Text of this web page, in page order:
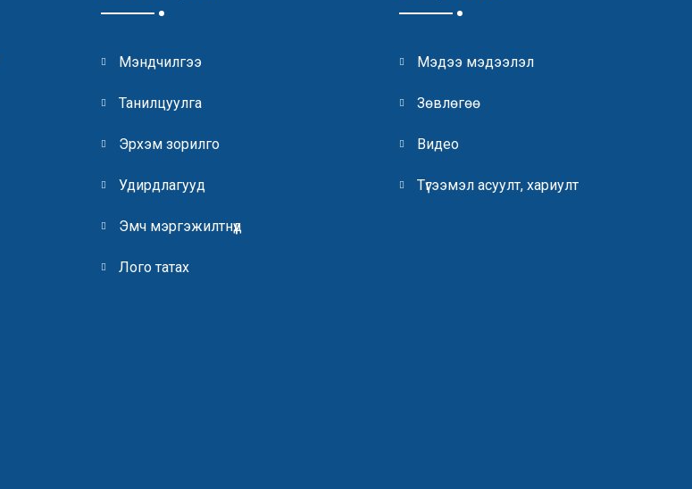
Мэндчилгээ
Танилцуулга
Эрхэм зорилго
Удирдлагууд
Эмч мэргэжилтнүүд
Лого татах
Мэдээ мэдээлэл
Зөвлөгөө
Видео
Түгээмэл асуулт, хариулт